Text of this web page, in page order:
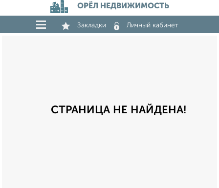
ОРЁЛ НЕДВИЖИМОСТЬ
Закладки Личный кабинет
СТРАНИЦА НЕ НАЙДЕНА!